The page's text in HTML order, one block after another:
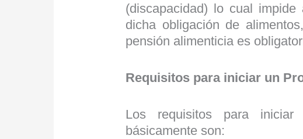
(discapacidad) lo cual
dicha obligación de
pensión alimenticia es
Requisitos para iniciar un
Los requisitos para
básicamente son: